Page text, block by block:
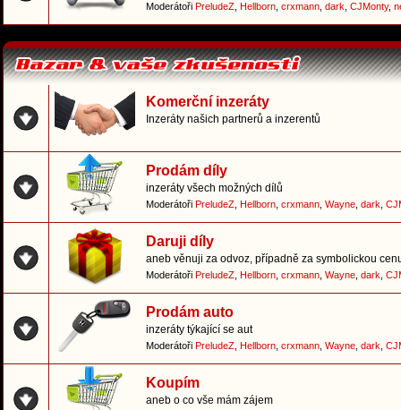
Moderátoři PreludeZ Hellborn crxmann dark CJMonty,
Komerční inzeráty
Inzeráty našich partnerů a inzerentů
Prodám díly
inzeráty všech možných dílů
Moderátoři PreludeZ Hellborn crxmann Wayne dark
Daruji díly
aneb věnuji za odvoz, případně za symbolickou
Moderátoři PreludeZ Hellborn crxmann Wayne dark
Prodám auto
inzeráty týkající se aut
Moderátoři PreludeZ Hellborn crxmann Wayne dark
Koupím
aneb o co vše mám zájem